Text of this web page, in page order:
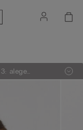
alege
și furouri,